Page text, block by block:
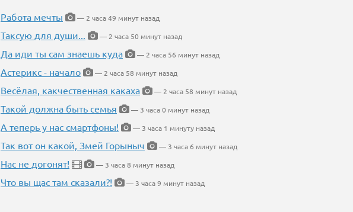
Работа мечты
— 2 часа 49 минут назад
Таксую для души...
— 2 часа 50 минут назад
Да иди ты сам знаешь куда
— 2 часа 56 минут назад
Астерикс - начало
— 2 часа 58 минут назад
Весёлая, какчественная какаха
— 2 часа 58 минут назад
Такой должна быть семья
— 3 часа 0 минут назад
А теперь у нас смартфоны!
— 3 часа 1 минуту назад
Так вот он какой, Змей Горыныч
— 3 часа 6 минут назад
Нас не догонят!
— 3 часа 8 минут назад
Что вы щас там сказали?! — 3 часа 9 минут назад